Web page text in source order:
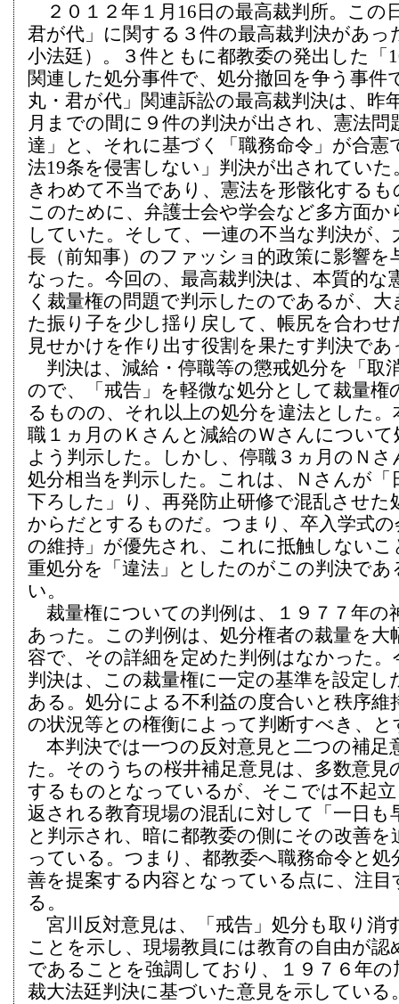
２０１２年１月16日の最高裁判所。この
君が代」に関する３件の最高裁判決があっ
小法廷）。３件ともに都教委の発出した「
関連した処分事件で、処分撤回を争う事件
丸・君が代」関連訴訟の最高裁判決は、昨
月までの間に９件の判決が出され、憲法問
達」と、それに基づく「職務命令」が合憲
法19条を侵害しない」判決が出されてい
きわめて不当であり、憲法を形骸化する
このために、弁護士会や学会など多方面か
していた。そして、一連の不当な判決が、
長（前知事）のファッショ的政策に影響を
なった。今回の、最高裁判決は、本質的な
く裁量権の問題で判示したのであるが、
た振り子を少し揺り戻して、帳尻を合わ
見せかけを作り出す役割を果たす判決であ
判決は、減給・停職等の懲戒処分を「取
ので、「戒告」を軽微な処分として裁量権
るものの、それ以上の処分を違法とした。
職１ヵ月のＫさんと減給のＷさんについて
よう判示した。しかし、停職３ヵ月のＮ
処分相当を判示した。これは、Ｎさんが「
下ろした」り、再発防止研修で混乱させた
からだとするものだ。つまり、卒入学式の
の維持」が優先され、これに抵触しないこ
重処分を「違法」としたのがこの判決で
い。
裁量権についての判例は、１９７７年の
あった。この判例は、処分権者の裁量を大
容で、その詳細を定めた判例はなかった。
判決は、この裁量権に一定の基準を設定し
ある。処分による不利益の度合いと秩序維
の状況等との権衡によって判断すべき、
本判決では一つの反対意見と二つの補足
た。そのうちの桜井補足意見は、多数意見
するものとなっているが、そこでは不起
返される教育現場の混乱に対して「一日も
と判示され、暗に都教委の側にその改善を
っている。つまり、都教委へ職務命令と処
善を提案する内容となっている点に、注目
る。
宮川反対意見は、「戒告」処分も取り消
ことを示し、現場教員には教育の自由が
であることを強調しており、１９７６年の
裁大法廷判決に基づいた意見を示している